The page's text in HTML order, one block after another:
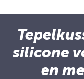
silicone
en